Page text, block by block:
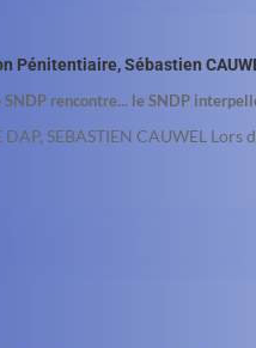
Pénitentiaire, Sébastien
SNDP rencontre... le SNDP
SEBASTIEN CAUWEL